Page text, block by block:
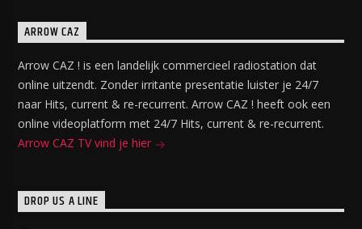
ARROW CAZ
Arrow CAZ ! is een landelijk commercieel radiostation dat
online uitzendt. Zonder irritante presentatie luister je 24/7
naar Hits, current & re-recurrent. Arrow CAZ ! heeft ook een
online videoplatform met 24/7 Hits, current & re-recurrent.
Arrow CAZ TV vind je hier
DROP US A LINE